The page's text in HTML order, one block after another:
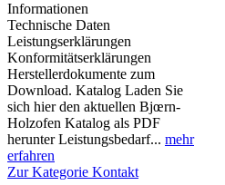
Informationen
Technische Daten
Leistungserklärungen
Konformitätserklärungen
Herstellerdokumente zum
Download. Katalog Laden Sie
sich hier den aktuellen Bjœrn-
Holzofen Katalog als PDF
herunter Leistungsbedarf... mehr
erfahren
Zur Kategorie Kontakt